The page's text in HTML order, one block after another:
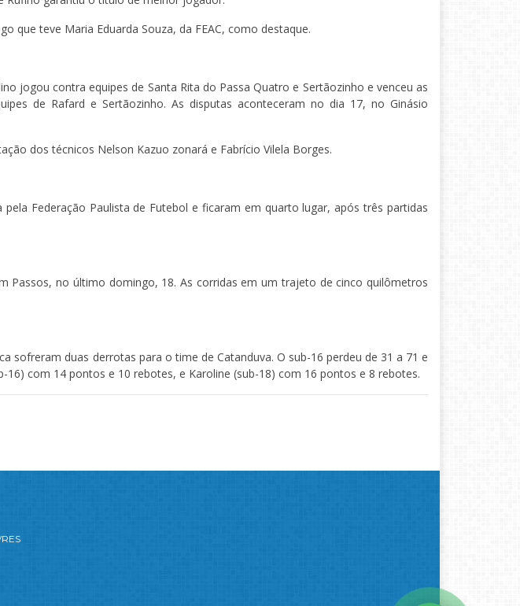
que teve Maria Eduarda Souza, da FEAC, como destaque.
jogou contra equipes de Santa Rita do Passa Quatro e Sertãozinho e venceu as
de Rafard e Sertãozinho. As disputas aconteceram no dia 17, no Ginásio
dos técnicos Nelson Kazuo zonará e Fabrício Vilela Borges.
Federação Paulista de Futebol e ficaram em quarto lugar, após três partidas
Passos, no último domingo, 18. As corridas em um trajeto de cinco quilômetros
sofreram duas derrotas para o time de Catanduva. O sub-16 perdeu de 31 a 71 e
16) com 14 pontos e 10 rebotes, e Karoline (sub-18) com 16 pontos e 8 rebotes.